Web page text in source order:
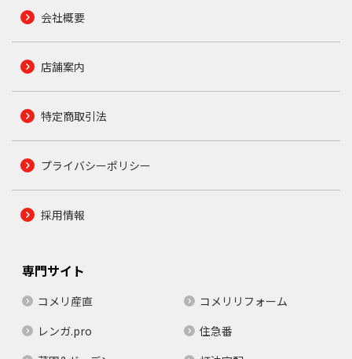
会社概要
店舗案内
特定商取引法
プライバシーポリシー
採用情報
専門サイト
コメリ産直
コメリリフォーム
レンガ.pro
住急番